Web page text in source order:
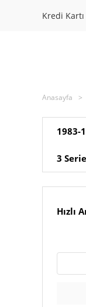
Kredi
Anasayfa
1983-
3
Hızlı